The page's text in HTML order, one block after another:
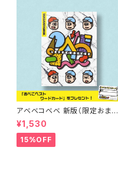
アベベコベベ 新版（限定おまけ
カード付き）
¥1,530
15%OFF